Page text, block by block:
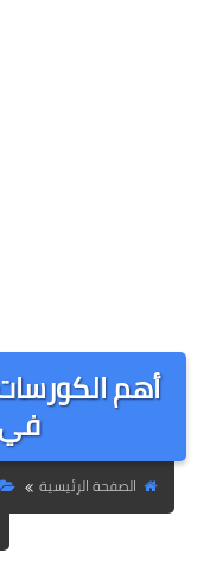
أهم
الصفحة الرئيسية